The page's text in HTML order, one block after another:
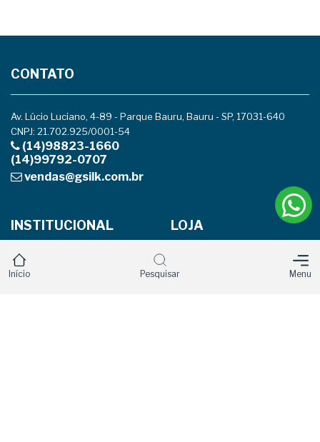
Início Pesquisar Menu
CONTATO
Av. Lúcio Luciano, 4-89 - Parque Bauru, Bauru - SP, 17031-640
CNPJ: 21.702.925/0001-54
(14)98823-1660
(14)99792-0707
vendas@gsilk.com.br
INSTITUCIONAL
Página Inicial
LOJA